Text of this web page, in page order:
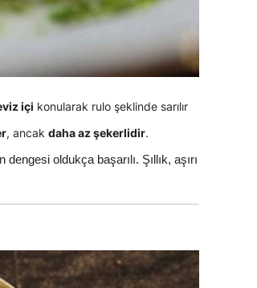
içi konularak rulo şeklinde sarılır
, ancak daha az şekerlidir.
dengesi oldukça başarılı. Şıllık, aşırı